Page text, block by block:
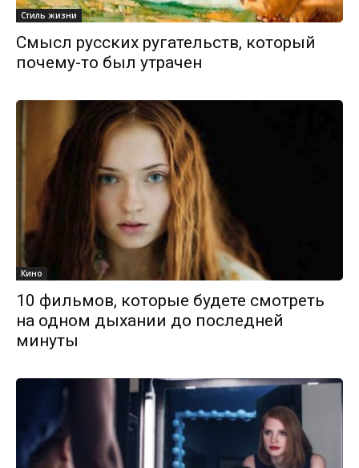
Стиль жизни
Смысл русских ругательств, который
почему-то был утрачен
Кино
10 фильмов, которые будете смотреть
на одном дыхании до последней
минуты